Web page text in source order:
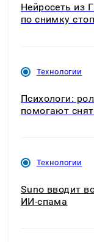
Нейросеть из
по снимку
Технологии
Психологи:
помогают
Технологии
Suno вводит
ИИ-спама